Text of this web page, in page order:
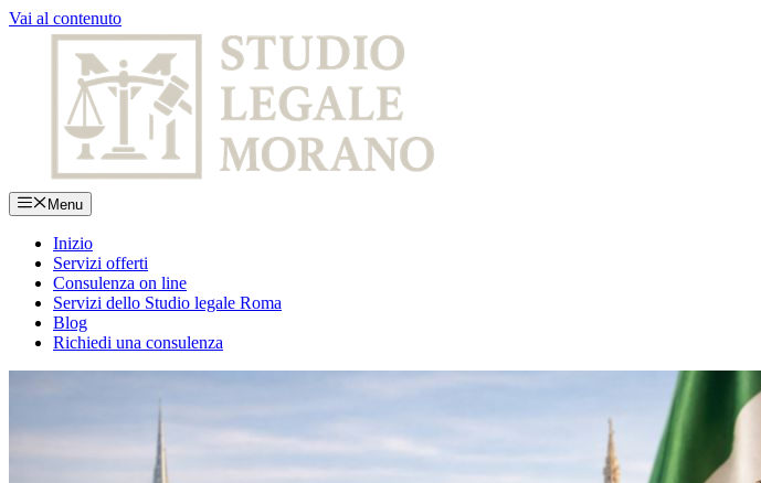
Vai al contenuto
Menu
Inizio
Servizi offerti
Consulenza on line
Servizi dello Studio legale Roma
Blog
Richiedi una consulenza